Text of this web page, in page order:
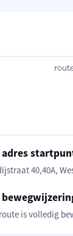
adres
40,40A,
is volledig